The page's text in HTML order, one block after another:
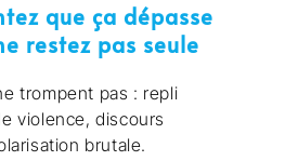
que ça dépasse
restez pas seule
trompent pas : repli
violence, discours
brutale.